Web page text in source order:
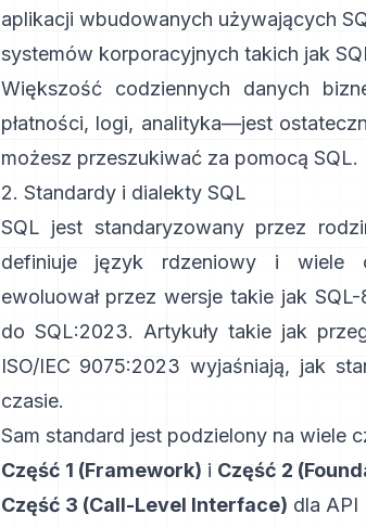
aplikacji wbudowanych używających
systemów korporacyjnych takich jak
Większość codziennych danych
płatności, logi, analityka—jest
możesz przeszukiwać za pomocą SQL.
2. Standardy i dialekty SQL
SQL jest standaryzowany przez
definiuje język rdzeniowy i wiele
ewoluował przez wersje takie jak
do SQL:2023. Artykuły takie jak
ISO/IEC 9075:2023 wyjaśniają, jak
czasie.
Sam standard jest podzielony na wiele
Część 1 (Framework) i Część 2
Część 3 (Call-Level Interface) dla API